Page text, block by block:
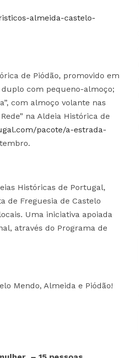
almeida-castelo-
de Piódão, promovido em
com pequeno-almoço;
com almoço volante nas
na Aldeia Histórica de
pacote/a-estrada-
Históricas de Portugal,
de Freguesia de Castelo
Uma iniciativa apoiada
através do Programa de
Mendo, Almeida e Piódão!